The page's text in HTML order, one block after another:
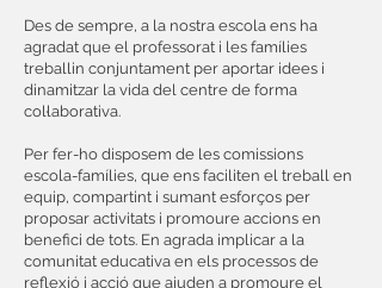
Des de sempre, a la nostra escola ens ha
agradat que el professorat i les famílies
treballin conjuntament per aportar idees i
dinamitzar la vida del centre de forma
col·laborativa.
Per fer-ho disposem de les comissions
escola-famílies, que ens faciliten el treball en
equip, compartint i sumant esforços per
proposar activitats i promoure accions en
benefici de tots. En agrada implicar a la
comunitat educativa en els processos de
reflexió i acció que ajuden a promoure el